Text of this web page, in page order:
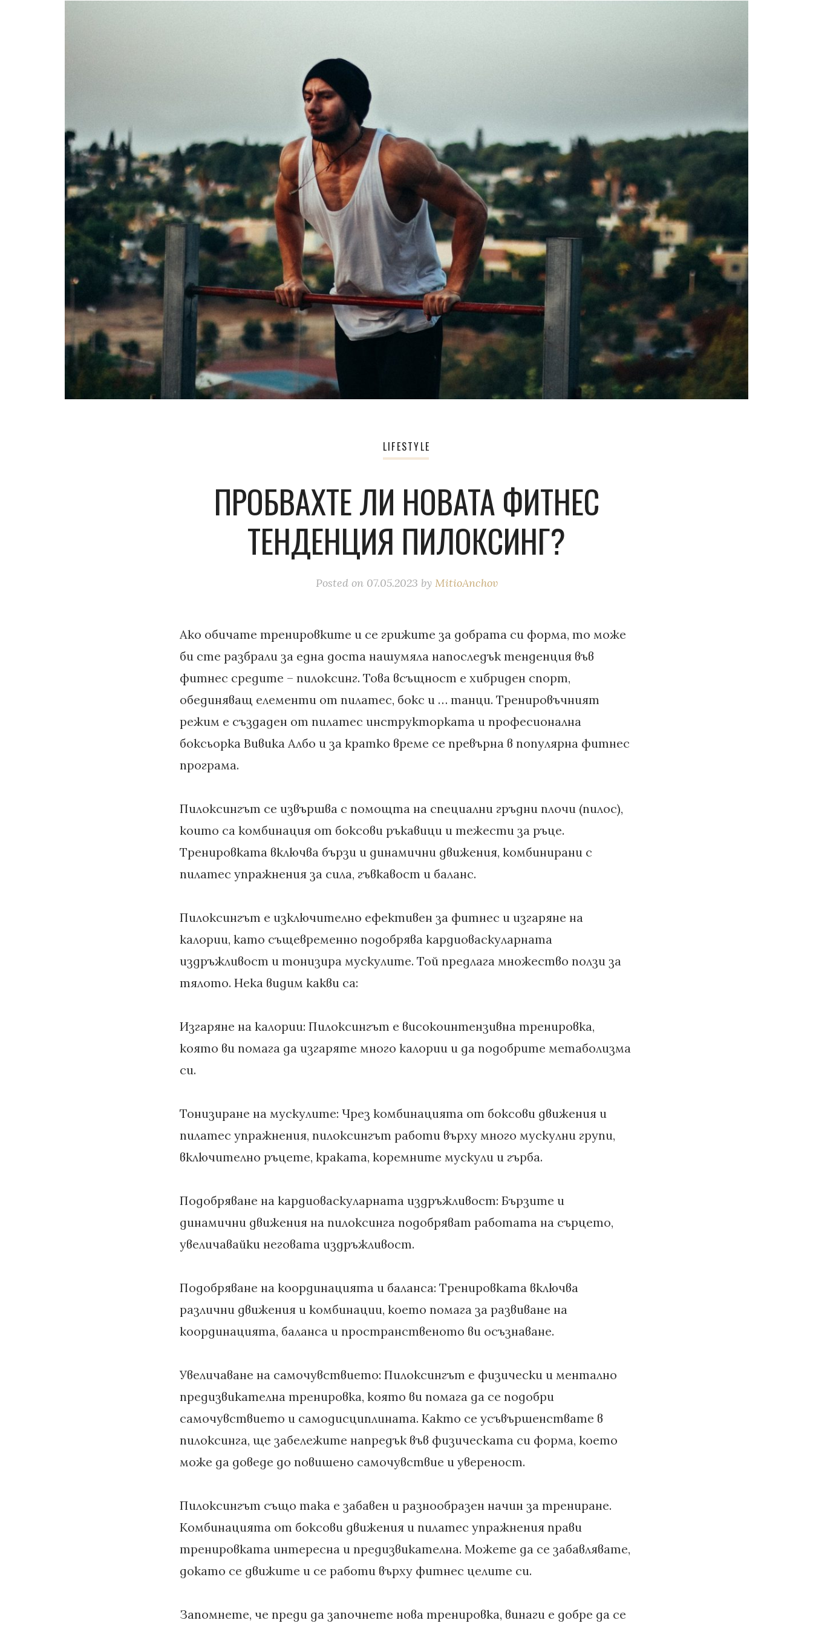
LIFESTYLE
ПРОБВАХТЕ ЛИ НОВАТА ФИТНЕС
ТЕНДЕНЦИЯ ПИЛОКСИНГ?
Posted on 07.05.2023 by MitioAnchov
Ако обичате тренировките и се грижите за добрата си форма, то може
би сте разбрали за една доста нашумяла напоследък тенденция във
фитнес средите – пилоксинг. Това всъщност е хибриден спорт,
обединяващ елементи от пилатес, бокс и … танци. Тренировъчният
режим е създаден от пилатес инструкторката и професионална
боксьорка Вивика Албо и за кратко време се превърна в популярна фитнес
програма.
Пилоксингът се извършва с помощта на специални гръдни плочи (пилос),
които са комбинация от боксови ръкавици и тежести за ръце.
Тренировката включва бързи и динамични движения, комбинирани с
пилатес упражнения за сила, гъвкавост и баланс.
Пилоксингът е изключително ефективен за фитнес и изгаряне на
калории, като същевременно подобрява кардиоваскуларната
издръжливост и тонизира мускулите. Той предлага множество ползи за
тялото. Нека видим какви са:
Изгаряне на калории: Пилоксингът е високоинтензивна тренировка,
която ви помага да изгаряте много калории и да подобрите метаболизма
си.
Тонизиране на мускулите: Чрез комбинацията от боксови движения и
пилатес упражнения, пилоксингът работи върху много мускулни групи,
включително ръцете, краката, коремните мускули и гърба.
Подобряване на кардиоваскуларната издръжливост: Бързите и
динамични движения на пилоксинга подобряват работата на сърцето,
увеличавайки неговата издръжливост.
Подобряване на координацията и баланса: Тренировката включва
различни движения и комбинации, което помага за развиване на
координацията, баланса и пространственото ви осъзнаване.
Увеличаване на самочувствието: Пилоксингът е физически и ментално
предизвикателна тренировка, която ви помага да се подобри
самочувствието и самодисциплината. Както се усъвършенствате в
пилоксинга, ще забележите напредък във физическата си форма, което
може да доведе до повишено самочувствие и увереност.
Пилоксингът също така е забавен и разнообразен начин за трениране.
Комбинацията от боксови движения и пилатес упражнения прави
тренировката интересна и предизвикателна. Можете да се забавлявате,
докато се движите и се работи върху фитнес целите си.
Запомнете, че преди да започнете нова тренировка, винаги е добре да се